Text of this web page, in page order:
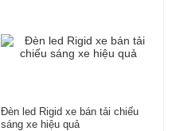
Đèn led Rigid xe bán tải chiếu
sáng xe hiệu quả